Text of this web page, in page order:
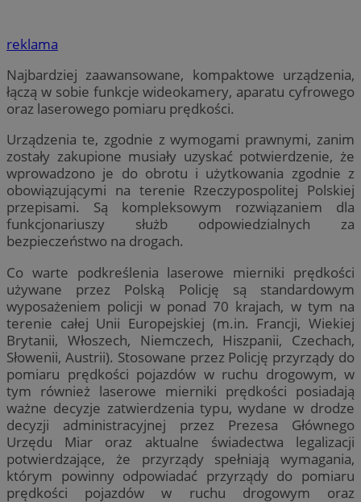
reklama
Najbardziej zaawansowane, kompaktowe urządzenia,
łączą w sobie funkcje wideokamery, aparatu cyfrowego
oraz laserowego pomiaru prędkości.
Urządzenia te, zgodnie z wymogami prawnymi, zanim
zostały zakupione musiały uzyskać potwierdzenie, że
wprowadzono je do obrotu i użytkowania zgodnie z
obowiązującymi na terenie Rzeczypospolitej Polskiej
przepisami. Są kompleksowym rozwiązaniem dla
funkcjonariuszy służb odpowiedzialnych za
bezpieczeństwo na drogach.
Co warte podkreślenia laserowe mierniki prędkości
używane przez Polską Policję są standardowym
wyposażeniem policji w ponad 70 krajach, w tym na
terenie całej Unii Europejskiej (m.in. Francji, Wiekiej
Brytanii, Włoszech, Niemczech, Hiszpanii, Czechach,
Słowenii, Austrii). Stosowane przez Policję przyrządy do
pomiaru prędkości pojazdów w ruchu drogowym, w
tym również laserowe mierniki prędkości posiadają
ważne decyzje zatwierdzenia typu, wydane w drodze
decyzji administracyjnej przez Prezesa Głównego
Urzędu Miar oraz aktualne świadectwa legalizacji
potwierdzające, że przyrządy spełniają wymagania,
którym powinny odpowiadać przyrządy do pomiaru
prędkości pojazdów w ruchu drogowym oraz